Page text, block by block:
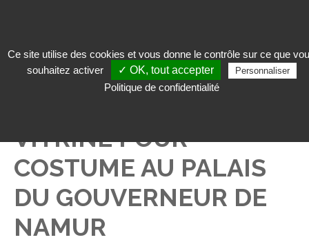
Actualités > Vitrine pour costume au Palais du
VITRINE POUR
COSTUME AU PALAIS
DU GOUVERNEUR DE
NAMUR
Ce site utilise des cookies et vous donne le contrôle sur ce que
souhaitez activer
✓ OK, tout accepter Personnaliser
Politique de confidentialité